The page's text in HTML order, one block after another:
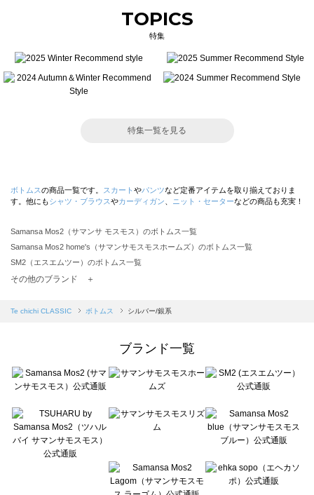
TOPICS
特集
特集一覧を見る
ボトムスの商品一覧です。 スカート やパンツなど定番アイテムを取り揃えておりま
す。他にもシャツ・ブラウスやカーディガン ニット・セーターなどの商品も充実！
Samansa Mos2（サマンサ モスモス）のボトムス一覧
Samansa Mos2 home's（サマンサモスモスホームズ）のボトムス一覧
SM2（エスエムツー）のボトムス一覧
TSUHARU by Samansa Mos2（ツハルバイサマンサモスモス）のボトムス一覧
Samansa Mos2 blue（サマンサモスモス ブルー）のボトムス一覧
sō4ū（ソウフォーユー）のボトムス一覧
Te chichi（テチチ）のボトムス一覧
Te chichi CLASSIC（テチチ クラシック）のボトムス一覧
Lugnoncure（ルノンキュール）のボトムス一覧
BETTY'S BLUE（べティーズブルー）のボトムス一覧
Wpc.（ワールドパーティー）のボトムス一覧
その他のブランド ＋
Te chichi CLASSIC ボトムス シルバー/銀系
ブランド一覧